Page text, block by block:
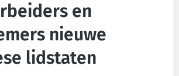
en
nieuwe
lidstaten